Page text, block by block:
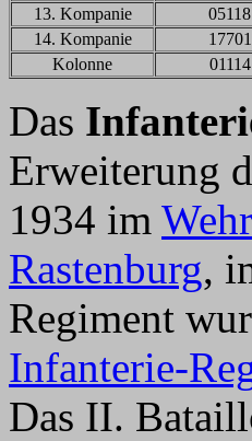
13. Kompanie
05118
14. Kompanie
17701
Kolonne
01114
Das
Erweiterung
1934 im
Rastenburg,
Regiment
Infanterie-
Das II.